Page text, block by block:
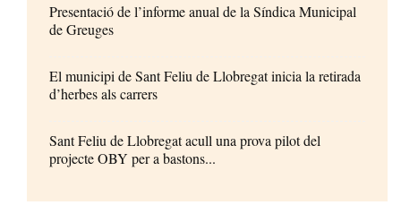
Presentació de l’informe anual de la Síndica Municipal
de Greuges
El municipi de Sant Feliu de Llobregat inicia la retirada
d’herbes als carrers
Sant Feliu de Llobregat acull una prova pilot del
projecte OBY per a bastons...